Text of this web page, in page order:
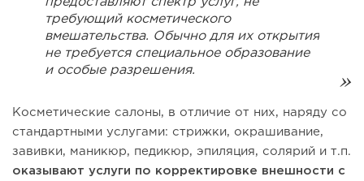
требующий косметического
вмешательства. Обычно для их открытия
не требуется специальное образование
и особые разрешения.
Косметические салоны, в отличие от них, наряду со
стандартными услугами: стрижки, окрашивание,
завивки, маникюр, педикюр, эпиляция, солярий и т.п.
оказывают услуги по корректировке внешности с